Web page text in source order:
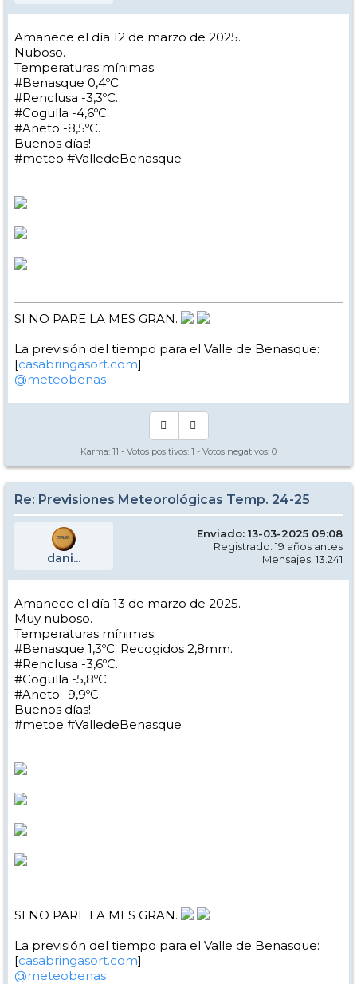
Amanece el día 12 de marzo de 2025.
Nuboso.
Temperaturas mínimas.
#Benasque 0,4ºC.
#Renclusa -3,3ºC.
#Cogulla -4,6ºC.
#Aneto -8,5ºC.
Buenos días!
#meteo #ValledeBenasque
SI NO PARE LA MES GRAN.
La previsión del tiempo para el Valle de Benasque:
[casabringasort.com]
@meteobenas
Karma: 11 - Votos positivos: 1 - Votos negativos: 0
Re: Previsiones Meteorológicas Temp. 24-25
dani...
Enviado: 13-03-2025 09:08
Registrado: 19 años antes
Mensajes: 13.241
Amanece el día 13 de marzo de 2025.
Muy nuboso.
Temperaturas mínimas.
#Benasque 1,3ºC. Recogidos 2,8mm.
#Renclusa -3,6ºC.
#Cogulla -5,8ºC.
#Aneto -9,9ºC.
Buenos días!
#metoe #ValledeBenasque
SI NO PARE LA MES GRAN.
La previsión del tiempo para el Valle de Benasque:
[casabringasort.com]
@meteobenas